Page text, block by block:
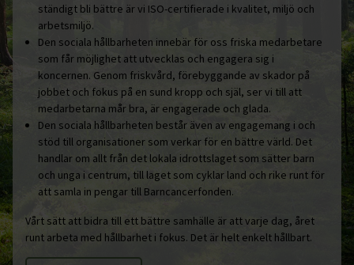
ständigt bli bättre är vi ISO-certifierade i kvalitet, miljö och
arbetsmiljö.
Den sociala hållbarheten innebär för oss friska medarbetare
som får möjlighet att utvecklas och engagera sig i
koncernen. Genom friskvård, förebyggande av skador på
jobbet och fokus på en sund kropp och själ, ser vi till att
medarbetarna mår bra, är engagerade och glada.
Den sociala hållbarheten består även av engagemang i och
stöd till organisationer som verkar för en bättre värld. Det
handlar om allt från det lokala idrottslaget som sätter barn
och unga i centrum, till laget som cyklar land och rike runt för
att samla in pengar till Barncancerfonden.
Vårt sätt att bidra till ett bättre samhälle är att varje dag, året
runt arbeta med hållbarhet i fokus. Det är helt enkelt hållbart.